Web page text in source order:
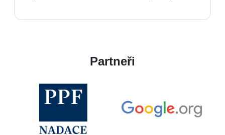
organizace potřebuje, jak pracuje, rozhoduje a
naplňuje své poslání.Partneři